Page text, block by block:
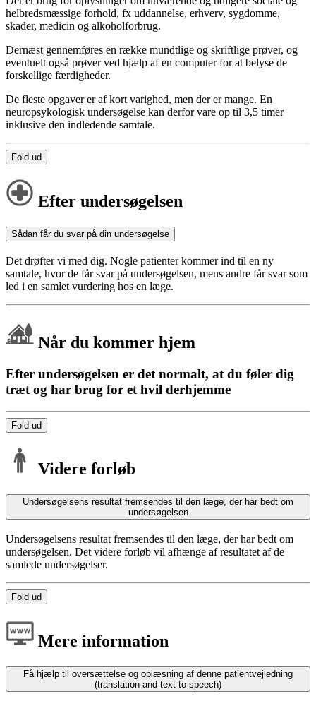
helbredsmæssige forhold, fx uddannelse, erhverv, sygdomme,
skader, medicin og alkoholforbrug.
Dernæst gennemføres en række mundtlige og skriftlige prøver, og
eventuelt også prøver ved hjælp af en computer for at belyse de
forskellige færdigheder.
De fleste opgaver er af kort varighed, men der er mange. En
neuropsykologisk undersøgelse kan derfor vare op til 3,5 timer
inklusive den indledende samtale.
Fold ud
Efter undersøgelsen
Sådan får du svar på din undersøgelse
Det drøfter vi med dig. Nogle patienter kommer ind til en ny
samtale, hvor de får svar på undersøgelsen, mens andre får svar som
led i en samlet vurdering hos en læge.
Når du kommer hjem
Efter undersøgelsen er det normalt, at du føler dig
træt og har brug for et hvil derhjemme
Fold ud
Videre forløb
Undersøgelsens resultat fremsendes til den læge, der har bedt om
undersøgelsen
Undersøgelsens resultat fremsendes til den læge, der har bedt om
undersøgelsen. Det videre forløb vil afhænge af resultatet af de
samlede undersøgelser.
Fold ud
Mere information
Få hjælp til oversættelse og oplæsning af denne patientvejledning
(translation and text-to-speech)